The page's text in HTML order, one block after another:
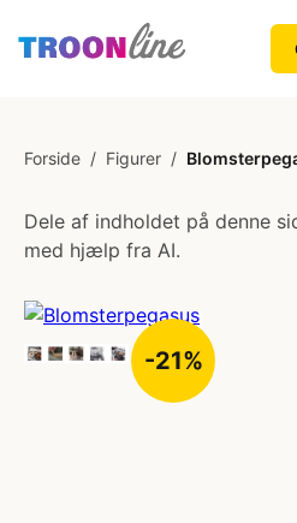
Forside / Figurer /
Dele af indholdet på denne
med hjælp fra AI.
-21%